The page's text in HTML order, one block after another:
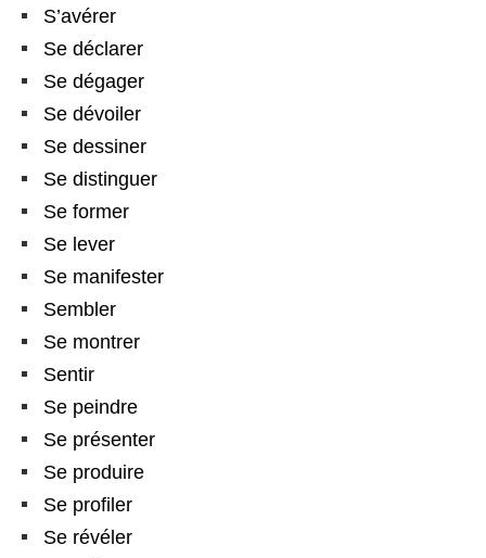
S’avérer
Se déclarer
Se dégager
Se dévoiler
Se dessiner
Se distinguer
Se former
Se lever
Se manifester
Sembler
Se montrer
Sentir
Se peindre
Se présenter
Se produire
Se profiler
Se révéler